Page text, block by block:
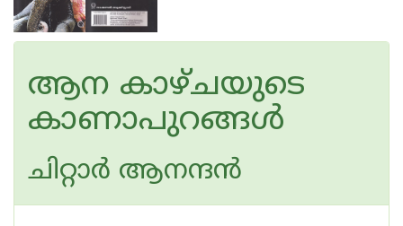
ആന കാഴ്ചയുടെ
കാണാപുറങ്ങള്‍
ചിറ്റാര്‍ ആനന്ദന്‍